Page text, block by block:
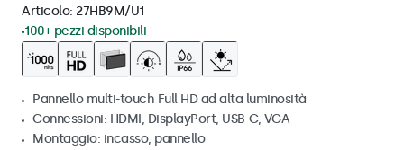
Articolo: 27HB9M/U1
100+ pezzi disponibili
Pannello multi-touch Full HD ad alta luminosità
Connessioni: HDMI, DisplayPort, USB-C, VGA
Montaggio: incasso, pannello